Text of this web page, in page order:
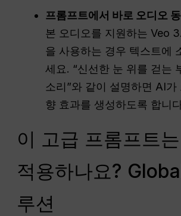
프롬프트에서 바로 오디오
본 오디오를 지원하는 Veo
을 사용하는 경우 텍스트에
세요. “신선한 눈 위를 걷는
소리”와 같이 설명하면 AI가
향 효과를 생성하도록 합니
이 고급 프롬프트
적용하나요?
루션